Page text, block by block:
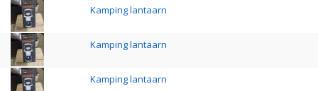
Kamping lantaarn
Kamping lantaarn
Kamping lantaarn